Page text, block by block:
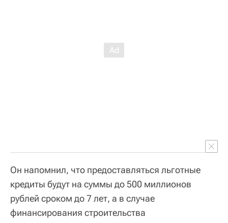
Он напомнил, что предоставляться льготные
кредиты будут на суммы до 500 миллионов
рублей сроком до 7 лет, а в случае
финансирования строительства